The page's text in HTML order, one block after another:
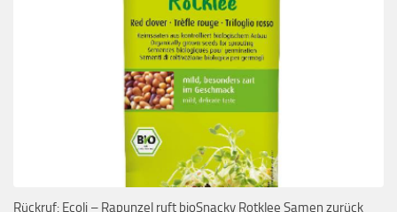
Rückruf: Ecoli – Rapunzel ruft bioSnacky Rotklee Samen zurück